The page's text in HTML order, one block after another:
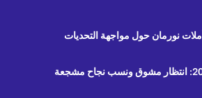
نورمان حول مواجهة التحديات